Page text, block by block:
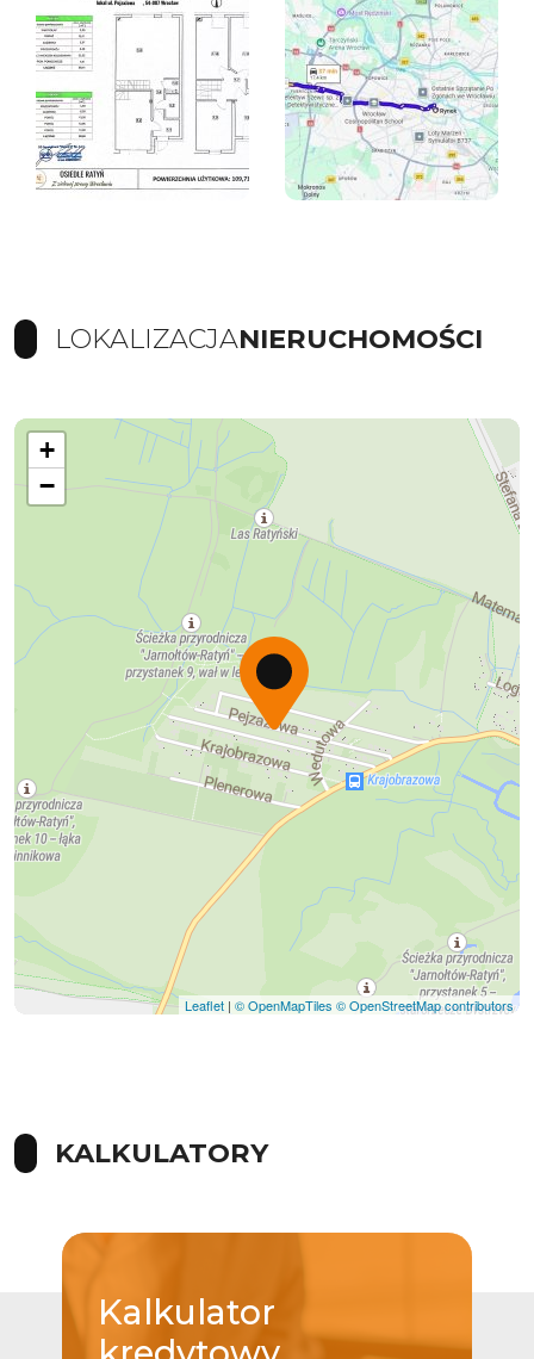
LOKALIZACJANIERUCHOMOŚCI
+
−
Leaflet | © OpenMapTiles © OpenStreetMap contributors
KALKULATORY
Kalkulator